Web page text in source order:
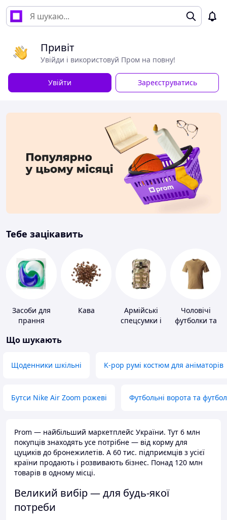
Привіт
Увійди і використовуй Пром на повну!
Увійти Зареєструватись
Тебе зацікавить
Засоби для
прання
Кава
Армійські
спецсумки і
Чоловічі
футболки та
Що шукають
Щоденники шкільні K-pop румі костюм для аніматорів
Бутси Nike Air Zoom рожеві Футбольні ворота та
Prom — найбільший маркетплейс України. Тут 6 млн
покупців знаходять усе потрібне — від корму для
цуциків до бронежилетів. А 60 тис. підприємців з усієї
країни продають і розвивають бізнес. Понад 120 млн
товарів в одному місці.
Великий вибір — для будь-якої
потреби